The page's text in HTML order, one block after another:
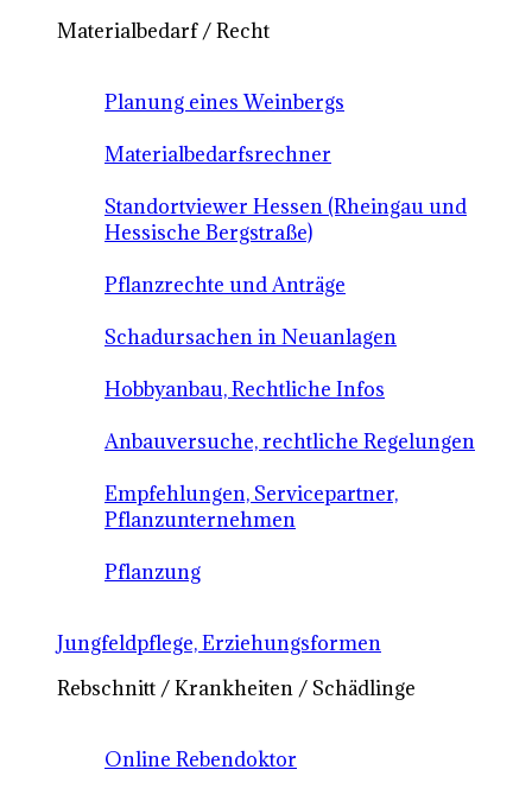
Materialbedarf / Recht
Planung eines Weinbergs
Materialbedarfsrechner
Standortviewer Hessen (Rheingau und
Hessische Bergstraße)
Pflanzrechte und Anträge
Schadursachen in Neuanlagen
Hobbyanbau, Rechtliche Infos
Anbauversuche, rechtliche Regelungen
Empfehlungen, Servicepartner,
Pflanzunternehmen
Pflanzung
Jungfeldpflege, Erziehungsformen
Rebschnitt / Krankheiten / Schädlinge
Online Rebendoktor